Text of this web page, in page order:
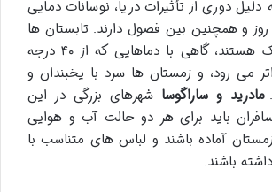
دوری از تأثیرات دریا، نوسانات دمایی
و همچنین بین فصول دارند. تابستان ها
بسیار گرم و خشک هستند، گاهی با دماهایی که از ۴۰ درجه
می رود، و زمستان ها سرد با یخبندان و
مادرید و ساراگوسا شهرهای بزرگی در این
باید برای هر دو حالت آب و هوایی
آماده باشند و لباس های متناسب با
باشند.